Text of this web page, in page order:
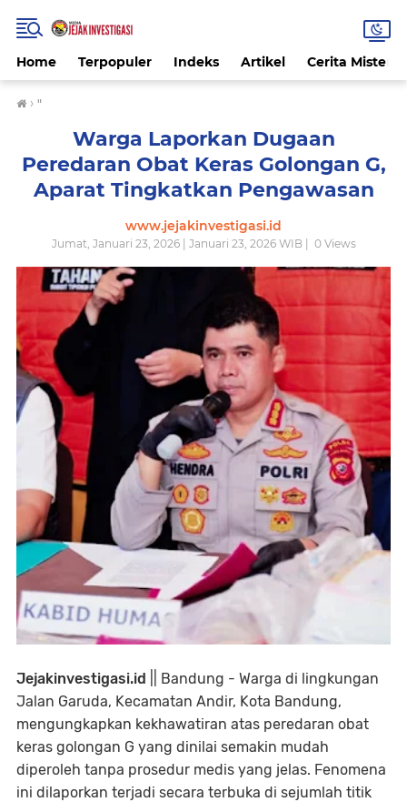
Home Terpopuler Indeks Artikel Cerita Misteri
› "
Warga Laporkan Dugaan
Peredaran Obat Keras Golongan G,
Aparat Tingkatkan Pengawasan
www.jejakinvestigasi.id
Jumat, Januari 23, 2026 | Januari 23, 2026 WIB | 0Views
Jejakinvestigasi.id || Bandung - Warga di lingkungan
Jalan Garuda, Kecamatan Andir, Kota Bandung,
mengungkapkan kekhawatiran atas peredaran obat
keras golongan G yang dinilai semakin mudah
diperoleh tanpa prosedur medis yang jelas. Fenomena
ini dilaporkan terjadi secara terbuka di sejumlah titik